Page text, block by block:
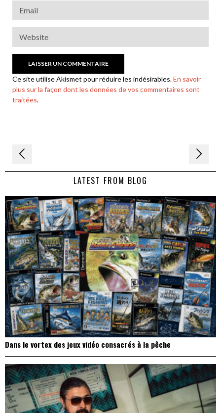
Ce site utilise Akismet pour réduire les indésirables.En savoir
plus sur la façon dont les données de vos commentaires sont
traitées.
Navigation
de LATEST FROM BLOG
Dans le vortex des jeux vidéo consacrés à la pêche